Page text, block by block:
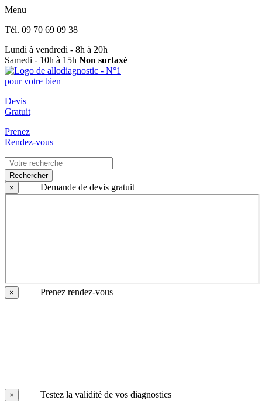
Menu
Tél. 09 70 69 09 38
Lundi à vendredi - 8h à 20h
Samedi - 10h à 15h Non surtaxé
Devis
Gratuit
Prenez
Rendez-vous
Rechercher
×
Demande de devis gratuit
× Prenez rendez-vous
× Testez la validité de vos diagnostics